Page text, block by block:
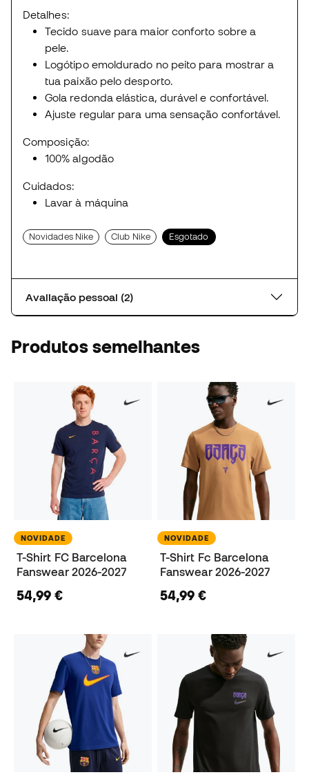
Detalhes:
Tecido suave para maior conforto sobre a
pele.
Logótipo emoldurado no peito para mostrar a
tua paixão pelo desporto.
Gola redonda elástica, durável e confortável.
Ajuste regular para uma sensação confortável.
Composição:
100% algodão
Cuidados:
Lavar à máquina
Novidades Nike Club Nike Esgotado
Avaliação pessoal (2)
Produtos semelhantes
NOVIDADE
T-Shirt FC Barcelona
Fanswear 2026-2027
54,99 €
NOVIDADE
T-Shirt Fc Barcelona
Fanswear 2026-2027
54,99 €